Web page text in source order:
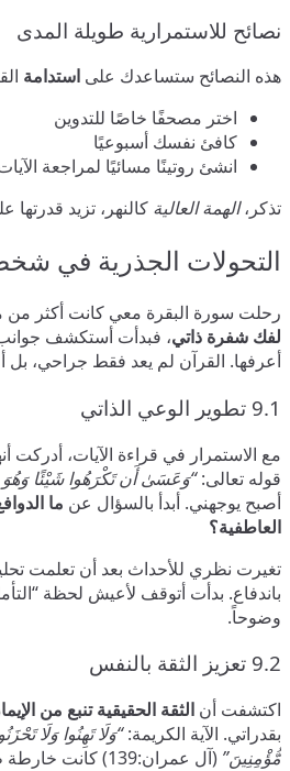
نصائح للاستمرارية طويلة المدى
هذه النصائح ستساعدك على استدامة
اختر مصحفًا خاصًا للتدوين
كافئ نفسك أسبوعيًا
انشئ روتينًا مسائيًا لمراجعة
تذكر،الهمة العالية كالنهر، تزيد قدرتها
التحولات الجذرية في
رحلت سورة البقرة معي كانت أكثر
لفك شفرة ذاتي، فبدأت أستكشف
أعرفها. القرآن لم يعد فقط جراحي، بل
9.1 تطوير الوعي الذاتي
مع الاستمرار في قراءة الآيات،
قوله تعالى:“وَعَسَىٰ أَن تَكْرَهُوا شَيْئًا
أصبح يوجهني. أبدأ بالسؤال عن ما
العاطفية؟
تغيرت نظري للأحداث بعد أن تعلمت
باندفاع. بدأت أتوقف لأعيش لحظة
وضوحاً.
9.2 تعزيز الثقة بالنفس
اكتشفت أن الثقة الحقيقية تنبع من
بقدراتي. الآية الكريمة:“وَلَا تَهِنُوا وَلَا
مُّؤْمِنِينَ” (آل عمران:139) كانت خارطة طريق لي نحو بناء ذاتي.